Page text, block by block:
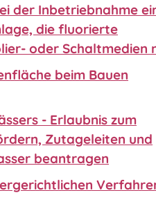
der Inbetriebnahme
die fluorierte
oder Schaltmedien
beim Bauen
- Erlaubnis zum
Zutageleiten und
beantragen